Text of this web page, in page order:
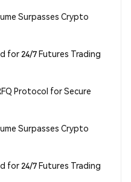
Surpasses Crypto
for 24/7 Futures Trading
Protocol for Secure
Surpasses Crypto
for 24/7 Futures Trading